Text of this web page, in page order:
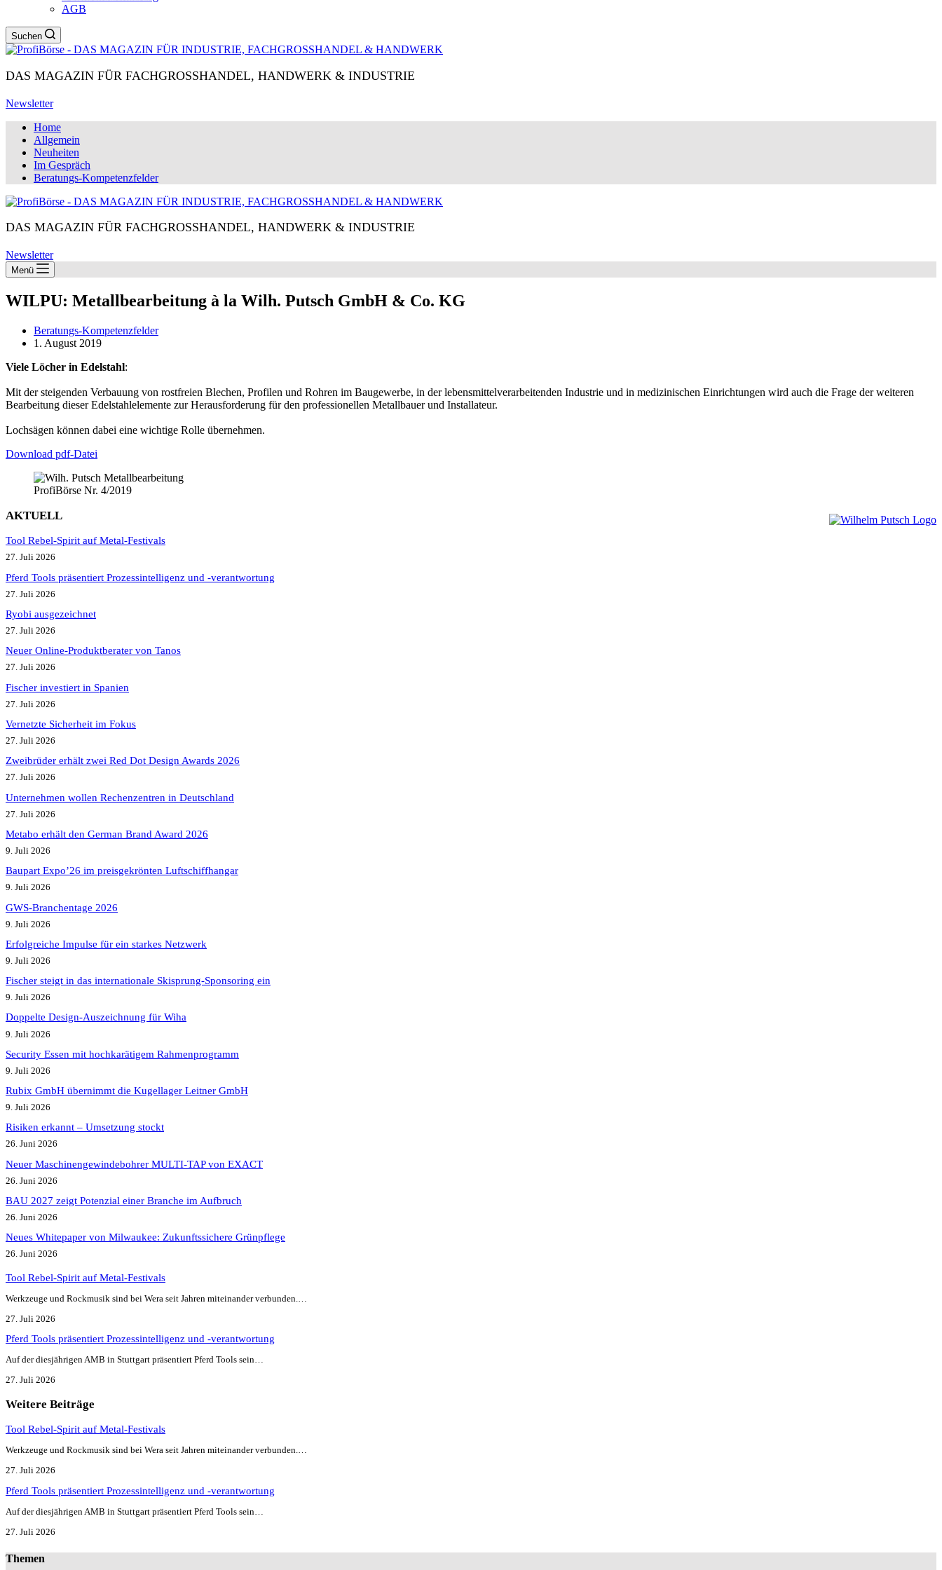
AGB
Suchen
DAS MAGAZIN FÜR FACHGROSSHANDEL, HANDWERK & INDUSTRIE
Newsletter
Home
Allgemein
Neuheiten
Im Gespräch
Beratungs-Kompetenzfelder
DAS MAGAZIN FÜR FACHGROSSHANDEL, HANDWERK & INDUSTRIE
Newsletter
Menü
WILPU: Metallbearbeitung à la Wilh. Putsch GmbH & Co. KG
Beratungs-Kompetenzfelder
1. August 2019
Viele Löcher in Edelstahl:
Mit der steigenden Verbauung von rostfreien Blechen, Profilen und Rohren im Baugewerbe, in der lebensmittelverarbeitenden Industrie und in medizinischen Einrichtungen wird auch die Frage der weiteren
Bearbeitung dieser Edelstahlelemente zur Herausforderung für den professionellen Metallbauer und Installateur.
Lochsägen können dabei eine wichtige Rolle übernehmen.
Download pdf-Datei
ProfiBörse Nr. 4/2019
AKTUELL
Tool Rebel-Spirit auf Metal-Festivals
27. Juli 2026
Pferd Tools präsentiert Prozessintelligenz und -verantwortung
27. Juli 2026
Ryobi ausgezeichnet
27. Juli 2026
Neuer Online-Produktberater von Tanos
27. Juli 2026
Fischer investiert in Spanien
27. Juli 2026
Vernetzte Sicherheit im Fokus
27. Juli 2026
Zweibrüder erhält zwei Red Dot Design Awards 2026
27. Juli 2026
Unternehmen wollen Rechenzentren in Deutschland
27. Juli 2026
Metabo erhält den German Brand Award 2026
9. Juli 2026
Baupart Expo’26 im preisgekrönten Luftschiffhangar
9. Juli 2026
GWS-Branchentage 2026
9. Juli 2026
Erfolgreiche Impulse für ein starkes Netzwerk
9. Juli 2026
Fischer steigt in das internationale Skisprung-Sponsoring ein
9. Juli 2026
Doppelte Design-Auszeichnung für Wiha
9. Juli 2026
Security Essen mit hochkarätigem Rahmenprogramm
9. Juli 2026
Rubix GmbH übernimmt die Kugellager Leitner GmbH
9. Juli 2026
Risiken erkannt – Umsetzung stockt
26. Juni 2026
Neuer Maschinengewindebohrer MULTI-TAP von EXACT
26. Juni 2026
BAU 2027 zeigt Potenzial einer Branche im Aufbruch​
26. Juni 2026
Neues Whitepaper von Milwaukee: Zukunftssichere Grünpflege
26. Juni 2026
Tool Rebel-Spirit auf Metal-Festivals
Werkzeuge und Rockmusik sind bei Wera seit Jahren miteinander verbunden.…
27. Juli 2026
Pferd Tools präsentiert Prozessintelligenz und -verantwortung
Auf der diesjährigen AMB in Stuttgart präsentiert Pferd Tools sein…
27. Juli 2026
Weitere Beiträge
Tool Rebel-Spirit auf Metal-Festivals
Werkzeuge und Rockmusik sind bei Wera seit Jahren miteinander verbunden.…
27. Juli 2026
Pferd Tools präsentiert Prozessintelligenz und -verantwortung
Auf der diesjährigen AMB in Stuttgart präsentiert Pferd Tools sein…
27. Juli 2026
Themen